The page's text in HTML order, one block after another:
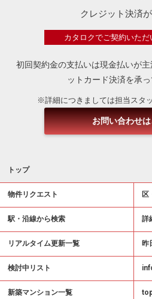
クレジット決済
カタロクでご契約いた
初回契約金の支払いは現金払いが主
ットカード決済を承っ
※詳細につきましては担当スタ
お問い合わせ
トップ
物件リクエスト 区
駅・沿線から検索 詳
リアルタイム更新一覧 昨
検討中リスト
新築マンション一覧